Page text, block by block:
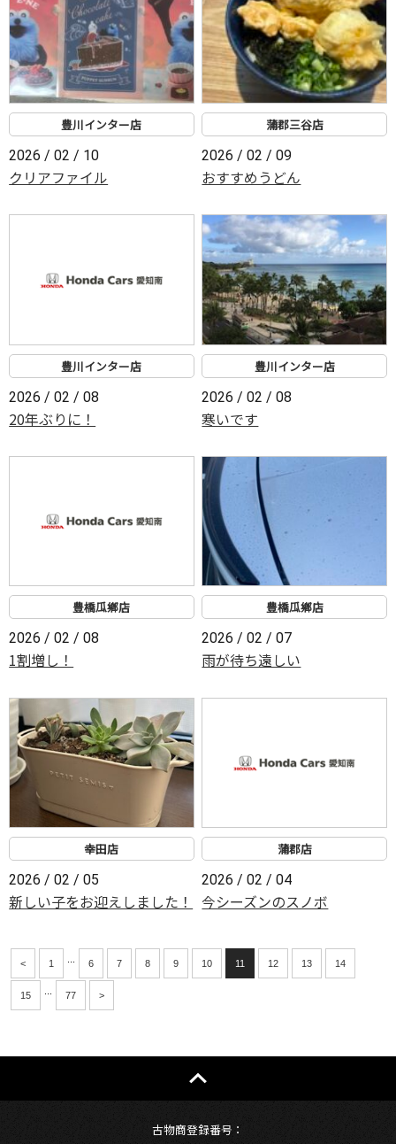
豊川インター店
2026 / 02 / 10
クリアファイル
蒲郡三谷店
2026 / 02 / 09
おすすめうどん
豊川インター店
2026 / 02 / 08
20年ぶりに！
豊川インター店
2026 / 02 / 08
寒いです
豊橋瓜鄕店
2026 / 02 / 08
1割増し！
豊橋瓜鄕店
2026 / 02 / 07
雨が待ち遠しい
幸田店
2026 / 02 / 05
新しい子をお迎えしました！
蒲郡店
2026 / 02 / 04
今シーズンのスノボ
< 1 6 7 8 9 10 11 12 13 14
15 77 >
古物商登録番号：